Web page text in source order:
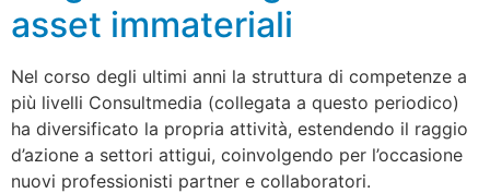
asset immateriali
Nel corso degli ultimi anni la struttura di competenze a
più livelli Consultmedia (collegata a questo periodico)
ha diversificato la propria attività, estendendo il raggio
d’azione a settori attigui, coinvolgendo per l’occasione
nuovi professionisti partner e collaboratori.